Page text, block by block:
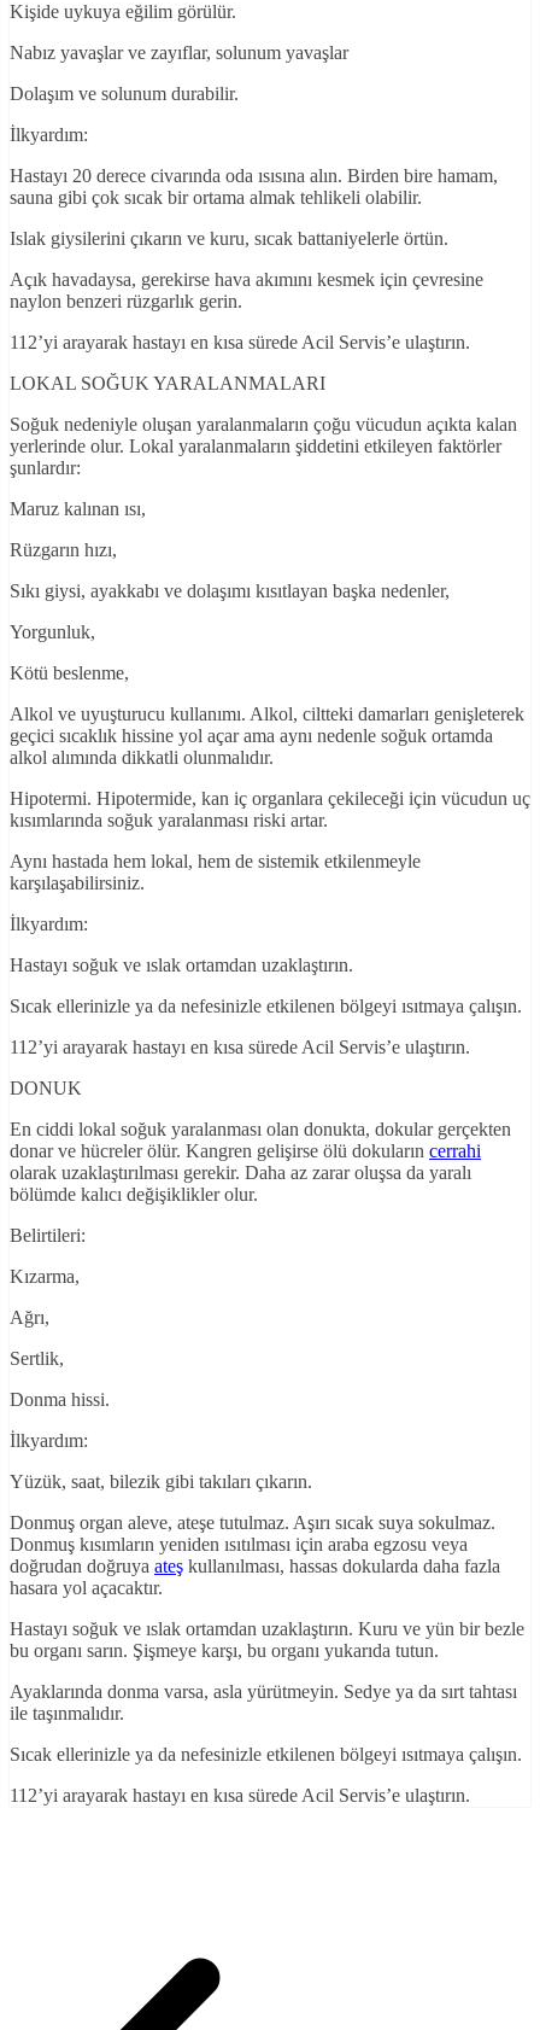
Kişide uykuya eğilim görülür.
Nabız yavaşlar ve zayıflar, solunum yavaşlar
Dolaşım ve solunum durabilir.
İlkyardım:
Hastayı 20 derece civarında oda ısısına alın. Birden bire hamam,
sauna gibi çok sıcak bir ortama almak tehlikeli olabilir.
Islak giysilerini çıkarın ve kuru, sıcak battaniyelerle örtün.
Açık havadaysa, gerekirse hava akımını kesmek için çevresine
naylon benzeri rüzgarlık gerin.
112’yi arayarak hastayı en kısa sürede Acil Servis’e ulaştırın.
LOKAL SOĞUK YARALANMALARI
Soğuk nedeniyle oluşan yaralanmaların çoğu vücudun açıkta kalan
yerlerinde olur. Lokal yaralanmaların şiddetini etkileyen faktörler
şunlardır:
Maruz kalınan ısı,
Rüzgarın hızı,
Sıkı giysi, ayakkabı ve dolaşımı kısıtlayan başka nedenler,
Yorgunluk,
Kötü beslenme,
Alkol ve uyuşturucu kullanımı. Alkol, ciltteki damarları genişleterek
geçici sıcaklık hissine yol açar ama aynı nedenle soğuk ortamda
alkol alımında dikkatli olunmalıdır.
Hipotermi. Hipotermide, kan iç organlara çekileceği için vücudun uç
kısımlarında soğuk yaralanması riski artar.
Aynı hastada hem lokal, hem de sistemik etkilenmeyle
karşılaşabilirsiniz.
İlkyardım:
Hastayı soğuk ve ıslak ortamdan uzaklaştırın.
Sıcak ellerinizle ya da nefesinizle etkilenen bölgeyi ısıtmaya çalışın.
112’yi arayarak hastayı en kısa sürede Acil Servis’e ulaştırın.
DONUK
En ciddi lokal soğuk yaralanması olan donukta, dokular gerçekten
donar ve hücreler ölür. Kangren gelişirse ölü dokuların cerrahi
olarak uzaklaştırılması gerekir. Daha az zarar oluşsa da yaralı
bölümde kalıcı değişiklikler olur.
Belirtileri:
Kızarma,
Ağrı,
Sertlik,
Donma hissi.
İlkyardım:
Yüzük, saat, bilezik gibi takıları çıkarın.
Donmuş organ aleve, ateşe tutulmaz. Aşırı sıcak suya sokulmaz.
Donmuş kısımların yeniden ısıtılması için araba egzosu veya
doğrudan doğruya ateş kullanılması, hassas dokularda daha fazla
hasara yol açacaktır.
Hastayı soğuk ve ıslak ortamdan uzaklaştırın. Kuru ve yün bir bezle
bu organı sarın. Şişmeye karşı, bu organı yukarıda tutun.
Ayaklarında donma varsa, asla yürütmeyin. Sedye ya da sırt tahtası
ile taşınmalıdır.
Sıcak ellerinizle ya da nefesinizle etkilenen bölgeyi ısıtmaya çalışın.
112’yi arayarak hastayı en kısa sürede Acil Servis’e ulaştırın.